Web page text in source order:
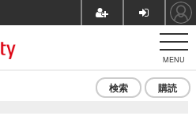
MENU
検索 購読